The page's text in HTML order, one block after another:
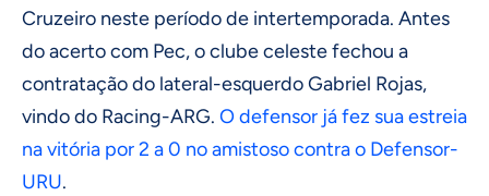
Cruzeiro neste período de intertemporada. Antes
do acerto com Pec, o clube celeste fechou a
contratação do lateral-esquerdo Gabriel Rojas,
vindo do Racing-ARG. O defensor já fez sua estreia
na vitória por 2 a 0 no amistoso contra o Defensor-
URU.